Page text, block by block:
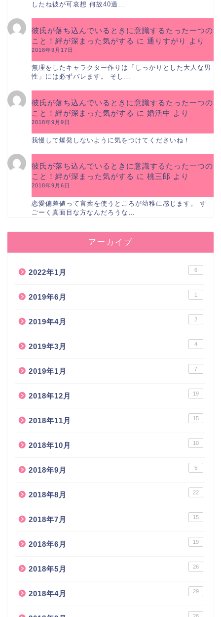
したね彼が可哀想 何故40過…
彼氏が落ち込んでいるときに意識するたった一つの
こと！絆が深まった気がする に通りすがり より
2018年9月17日
無理をしたキャラクター作りは「しっかりとした大人な男
性」には必ずバレます。 そし…
彼氏が落ち込んでいるときに意識するたった一つの
こと！絆が深まった気がする に婚活中 より
2018年9月9日
我慢して爆発しないように気をつけてくださいね！
彼氏が落ち込んでいるときに意識するたった一つの
こと！絆が深まった気がする に桃三郎 より
2018年9月6日
恋愛偏差値って言葉を使うところが幼稚に感じます。 す
ごーく真面目な方なんだろうな…
アーカイブ
2022年1月 6
2019年6月 1
2019年4月 2
2019年3月 4
2019年1月 7
2018年12月 19
2018年11月 15
2018年10月 10
2018年9月 5
2018年8月 22
2018年7月 15
2018年6月 19
2018年5月 26
2018年4月 29